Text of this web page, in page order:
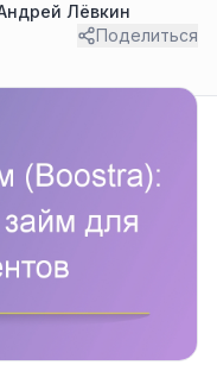
Лёвкин
Поделиться